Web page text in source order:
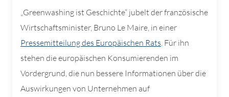
„Greenwashing ist Geschichte“ jubelt der französische
Wirtschaftsminister, Bruno Le Maire, in einer
Pressemitteilung des Europäischen Rats. Für ihn
stehen die europäischen Konsumierenden im
Vordergrund, die nun bessere Informationen über die
Auswirkungen von Unternehmen auf